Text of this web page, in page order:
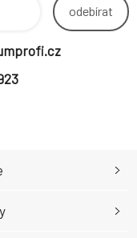
odebírat